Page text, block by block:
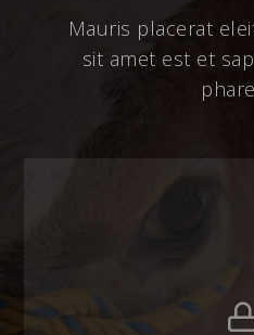
Mauris placerat
sit amet est et